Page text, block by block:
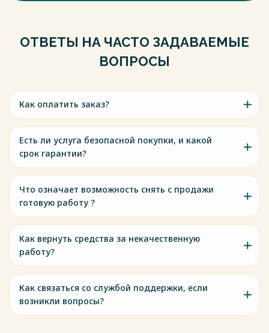
ОТВЕТЫ НА ЧАСТО ЗАДАВАЕМЫЕ
ВОПРОСЫ
Как оплатить заказ?
Есть ли услуга безопасной покупки, и какой
срок гарантии?
Что означает возможность снять с продажи
готовую работу ?
Как вернуть средства за некачественную
работу?
Как связаться со службой поддержки, если
возникли вопросы?